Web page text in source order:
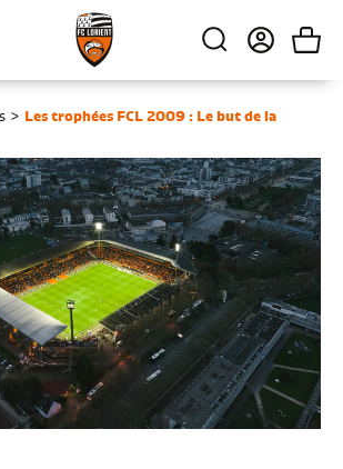
>
Les trophées FCL 2009 : Le but de la